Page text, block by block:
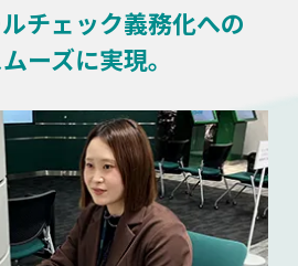
チェック義務化への
ーズに実現。